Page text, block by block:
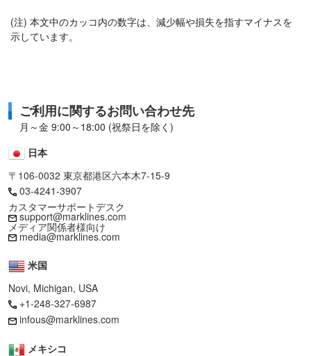
(注) 本文中のカッコ内の数字は、減少幅や損失を指すマイナスを
示しています。
ご利用に関するお問い合わせ先
月～金 9:00～18:00 (祝祭日を除く)
日本
〒106-0032 東京都港区六本木7-15-9
03-4241-3907
カスタマーサポートデスク
support@marklines.com
メディア関係者様向け
media@marklines.com
米国
Novi, Michigan, USA
+1-248-327-6987
infous@marklines.com
メキシコ